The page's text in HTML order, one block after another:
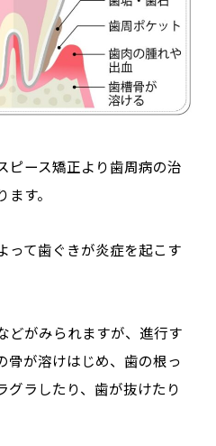
ピース矯正より歯周病の治
す。
って歯ぐきが炎症を起こす
どがみられますが、進行す
骨が溶けはじめ、歯の根っ
グラしたり、歯が抜けたり